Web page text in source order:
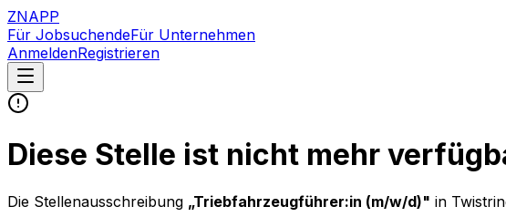
ZNAPP
Für JobsuchendeFür Unternehmen
AnmeldenRegistrieren
Diese Stelle ist nicht mehr
Die Stellenausschreibung „Triebfahrzeugführer:in (m/w/d)" in